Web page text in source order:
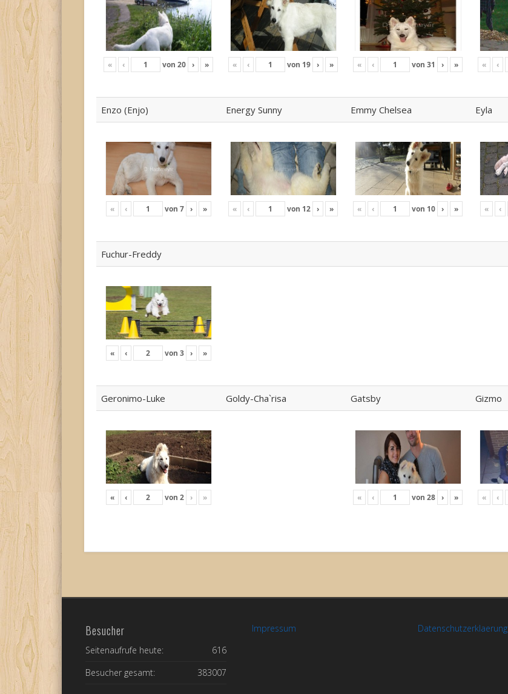
« ‹ von20 › » « ‹ von 19 › » « ‹ von31 › » « ‹
Enzo (Enjo) Energy Sunny Emmy Chelsea Eyla
« ‹ von 7 › » « ‹ von 12 › » « ‹ von 10 › » « ‹
Fuchur-Freddy
« ‹ von 3 › »
Geronimo-Luke Goldy-Cha`risa Gatsby Gizmo
« ‹ von 2 › » « ‹ von28 › » « ‹
Besucher
616
Seitenaufrufe heute:
383007
Besucher gesamt:
Impressum Datenschutzerklaerung